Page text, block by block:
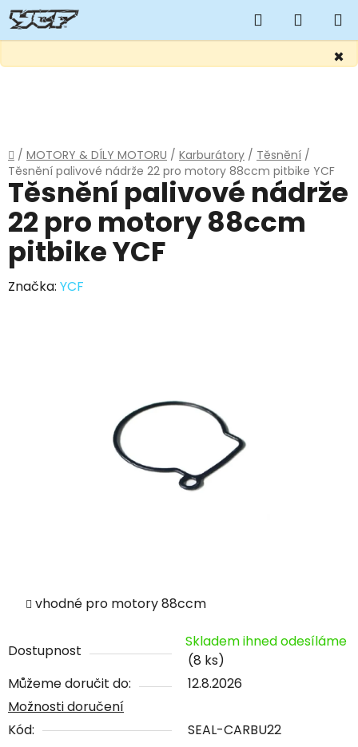
×
Hledat
KOŠÍK
Domů
/ MOTORY & DÍLY MOTORU / Karburátory / Těsnění /
Těsnění palivové nádrže 22 pro motory 88ccm pitbike YCF
vhodné pro motory 88ccm
Dostupnost
Skladem ihned odesíláme
(8 ks)
Můžeme doručit do:
12.8.2026
Možnosti doručení
Kód:
SEAL-CARBU22
Těsnění palivové nádrže
22 pro motory 88ccm
pitbike YCF
Značka: YCF